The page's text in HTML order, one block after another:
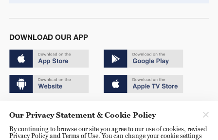
DOWNLOAD OUR APP
京ICP备20000184号
Our Privacy Statement & Cookie Policy
By continuing to browse our site you agree to our use of cookies, revised
Privacy Policy and Terms of Use. You can change your cookie settings